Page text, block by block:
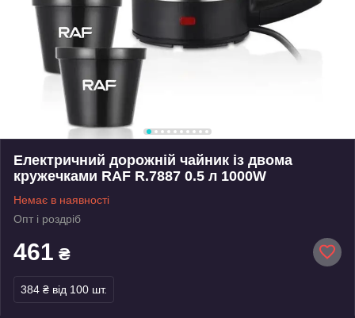
Електричний дорожній чайник із двома
кружечками RAF R.7887 0.5 л 1000W
Немає в наявності
Опт і роздріб
461 ₴
384 ₴ від 100 шт.